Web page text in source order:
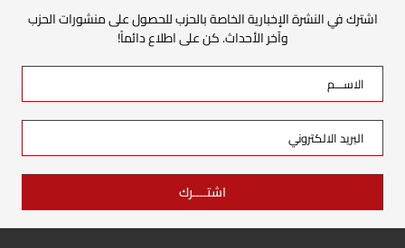
اشترك في النشرة الإخبارية الخاصة بالحزب للحصول على منشورات الحزب
وآخر الأحداث. كن على اطلاع دائماً!